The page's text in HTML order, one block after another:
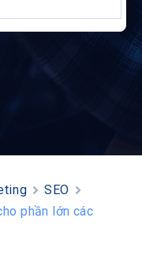
SEO
phần lớn các